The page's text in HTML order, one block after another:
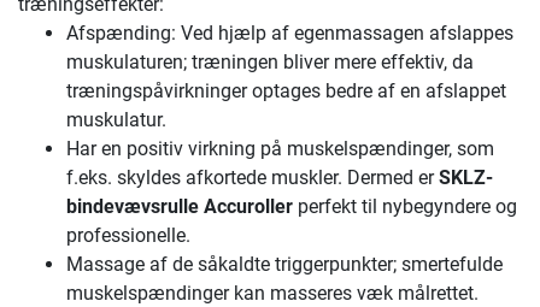
Afspænding: Ved hjælp af egenmassagen afslappes
muskulaturen; træningen bliver mere effektiv, da
træningspåvirkninger optages bedre af en afslappet
muskulatur.
Har en positiv virkning på muskelspændinger, som
f.eks. skyldes afkortede muskler. Dermed erSKLZ-
bindevævsrulle Accuroller perfekt til nybegyndere og
professionelle.
Massage af de såkaldte triggerpunkter; smertefulde
muskelspændinger kan masseres væk målrettet.